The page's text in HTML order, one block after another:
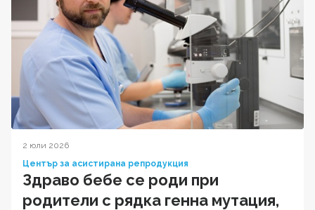
2 юли 2026
Център за асистирана репродукция
Здраво бебе се роди при
родители с рядка генна мутация,